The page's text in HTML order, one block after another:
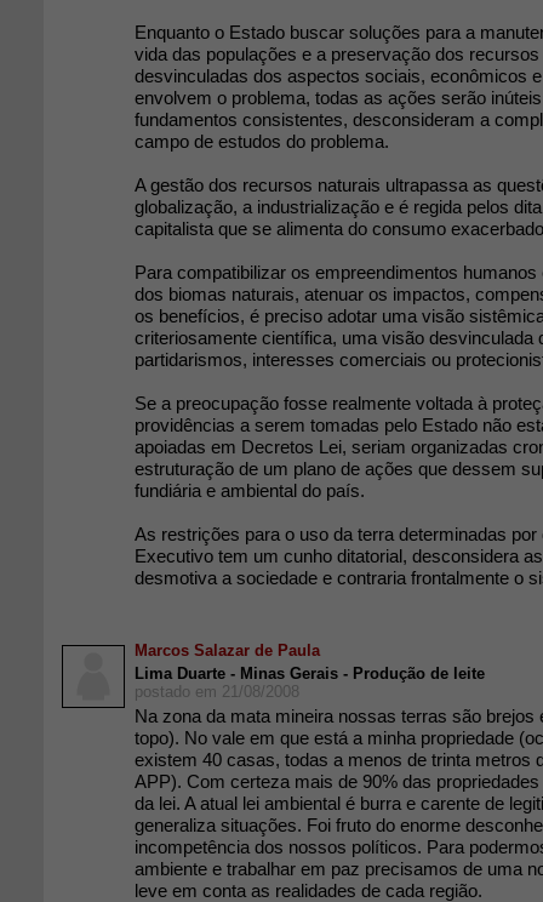
Enquanto o Estado buscar soluções para a
vida das populações e a preservação dos
desvinculadas dos aspectos sociais, econômicos
envolvem o problema, todas as ações serão
fundamentos consistentes, desconsideram a
campo de estudos do problema.
A gestão dos recursos naturais ultrapassa as
globalização, a industrialização e é regida pelos
capitalista que se alimenta do consumo
Para compatibilizar os empreendimentos
dos biomas naturais, atenuar os impactos,
os benefícios, é preciso adotar uma visão
criteriosamente científica, uma visão desvinculada
partidarismos, interesses comerciais ou
Se a preocupação fosse realmente voltada à
providências a serem tomadas pelo Estado não
apoiadas em Decretos Lei, seriam organizadas
estruturação de um plano de ações que dessem
fundiária e ambiental do país.
As restrições para o uso da terra determinadas por
Executivo tem um cunho ditatorial, desconsidera
desmotiva a sociedade e contraria frontalmente o
Marcos Salazar de Paula
Lima Duarte - Minas Gerais - Produção de leite
postado em 21/08/2008
Na zona da mata mineira nossas terras são brejos
topo). No vale em que está a minha propriedade
existem 40 casas, todas a menos de trinta metros
APP). Com certeza mais de 90% das
da lei. A atual lei ambiental é burra e carente de
generaliza situações. Foi fruto do enorme
incompetência dos nossos políticos. Para
ambiente e trabalhar em paz precisamos de uma
leve em conta as realidades de cada região.